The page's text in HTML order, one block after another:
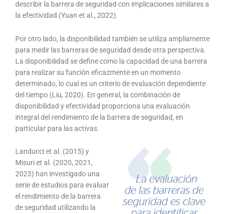
describir la barrera de seguridad con implicaciones similares a
la efectividad (Yuan et al., 2022).
Por otro lado, la disponibilidad también se utiliza ampliamente
para medir las barreras de seguridad desde otra perspectiva.
La disponibilidad se define como la capacidad de una barrera
para realizar su función eficazmente en un momento
determinado, lo cual es un criterio de evaluación dependiente
del tiempo (Liu, 2020). En general, la combinación de
disponibilidad y efectividad proporciona una evaluación
integral del rendimiento de la barrera de seguridad, en
particular para las activas.
Landucci et al. (2015) y
Misuri et al. (2020, 2021,
2023) han investigado una
serie de estudios para evaluar
el rendimiento de la barrera
de seguridad utilizando la